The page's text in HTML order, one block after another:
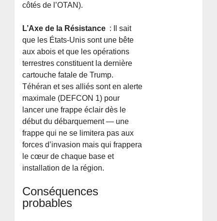
côtés de l’OTAN).
L’Axe de la Résistance : Il sait
que les États-Unis sont une bête
aux abois et que les opérations
terrestres constituent la dernière
cartouche fatale de Trump.
Téhéran et ses alliés sont en alerte
maximale (DEFCON 1) pour
lancer une frappe éclair dès le
début du débarquement — une
frappe qui ne se limitera pas aux
forces d’invasion mais qui frappera
le cœur de chaque base et
installation de la région.
Conséquences
probables